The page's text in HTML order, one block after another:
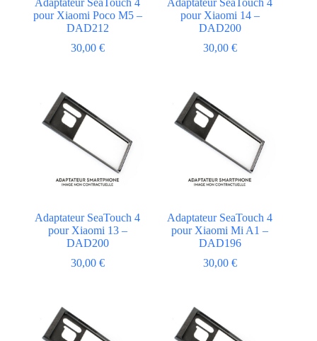
Adaptateur SeaTouch 4
pour Xiaomi Poco M5 –
DAD212
30,00 €
Adaptateur SeaTouch 4
pour Xiaomi 14 –
DAD200
30,00 €
Adaptateur SeaTouch 4
pour Xiaomi 13 –
DAD200
30,00 €
Adaptateur SeaTouch 4
pour Xiaomi Mi A1 –
DAD196
30,00 €